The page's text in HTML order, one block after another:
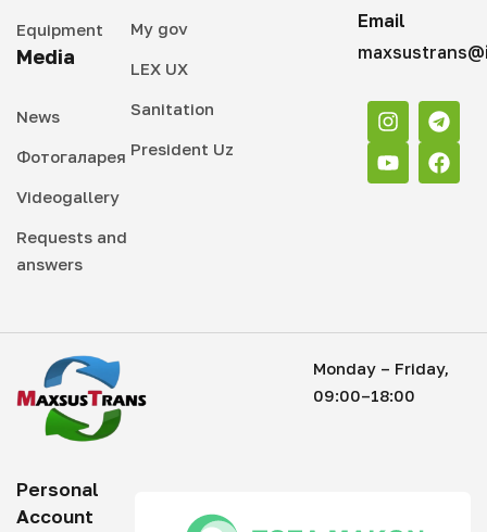
Equipment
Media
News
Фотогаларея
Videogallery
Requests and
answers
My gov
LEX UX
Sanitation
President Uz
Email
Monday – Friday,
09:00–18:00
Personal
Account